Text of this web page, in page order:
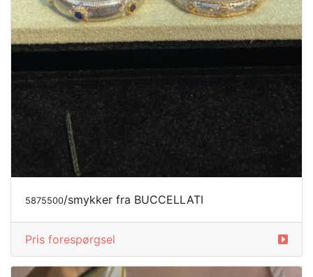
5875500/smykker fra BUCCELLATI
Pris forespørgsel